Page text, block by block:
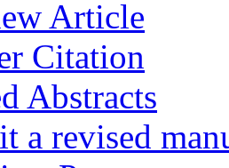
Article
Citation
Abstracts
a revised